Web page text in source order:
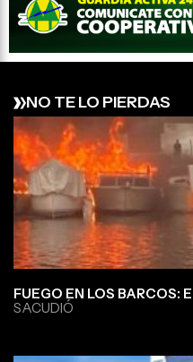
NO TE LO PIERDAS
FUEGO EN LOS BARCOS:
SACUDIÓ